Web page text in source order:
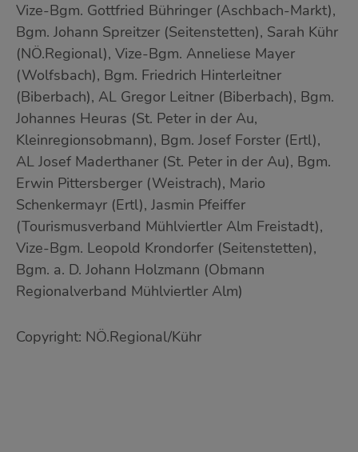
Vize-Bgm. Gottfried Bühringer (Aschbach-Markt),
Bgm. Johann Spreitzer (Seitenstetten), Sarah Kühr
(NÖ.Regional), Vize-Bgm. Anneliese Mayer
(Wolfsbach), Bgm. Friedrich Hinterleitner
(Biberbach), AL Gregor Leitner (Biberbach), Bgm.
Johannes Heuras (St. Peter in der Au,
Kleinregionsobmann), Bgm. Josef Forster (Ertl),
AL Josef Maderthaner (St. Peter in der Au), Bgm.
Erwin Pittersberger (Weistrach), Mario
Schenkermayr (Ertl), Jasmin Pfeiffer
(Tourismusverband Mühlviertler Alm Freistadt),
Vize-Bgm. Leopold Krondorfer (Seitenstetten),
Bgm. a. D. Johann Holzmann (Obmann
Regionalverband Mühlviertler Alm)
Copyright: NÖ.Regional/Kühr